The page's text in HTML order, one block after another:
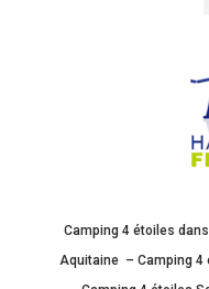
Camping 4 étoiles
Aquitaine – Camping 4